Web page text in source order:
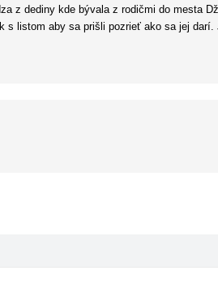
z dediny kde bývala z rodičmi do mesta
s listom aby sa prišli pozrieť ako sa jej darí.